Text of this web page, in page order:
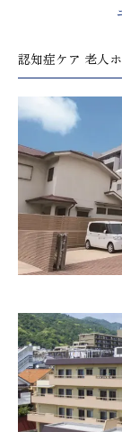
認知症ケア 老人